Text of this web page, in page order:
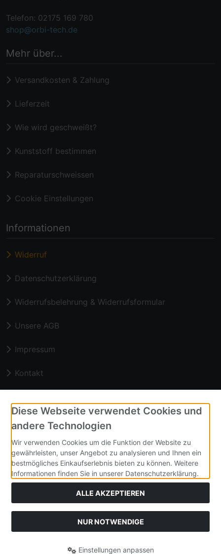
Telefon: 02175 169 780
shop@orbi-tech.de
Mehr über...
Versandkosten & Zahlung
Lieferzeit
Wie wird geschweißt?
Kunststoff bestimmen
Reparaturschweissen
Cookie Einstellungen
Informationen
Widerruf
Datenschutzerklärung
Widerrufsbelehrung & Widerrufsformular
Unsere AGB
Impressum
Kontakt
Zahlungsmethoden
Vorkasse
Unsere homepage
durchgestrichenen Preise entsprechen dem bisherigen Preis bei
Diese Webseite verwendet Cookies und
andere Technologien
Wir verwenden Cookies um die Funktion der Website zu
gewährleisten, unser Angebot zu analysieren und Ihnen ein
bestmögliches Einkaufserlebnis bieten zu können. Weitere
Informationen finden Sie in unserer Datenschutzerklärung.
ALLE AKZEPTIEREN
NUR NOTWENDIGE
Einstellungen anpassen